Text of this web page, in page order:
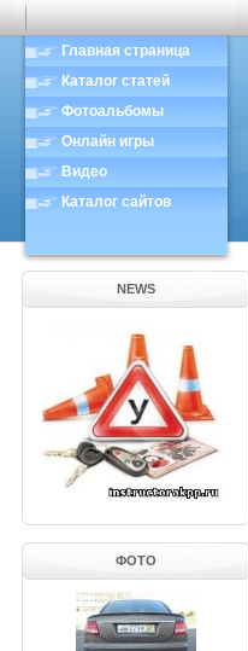
Главная страница
Каталог статей
Фотоальбомы
Онлайн игры
Видео
Каталог сайтов
NEWS
ФОТО